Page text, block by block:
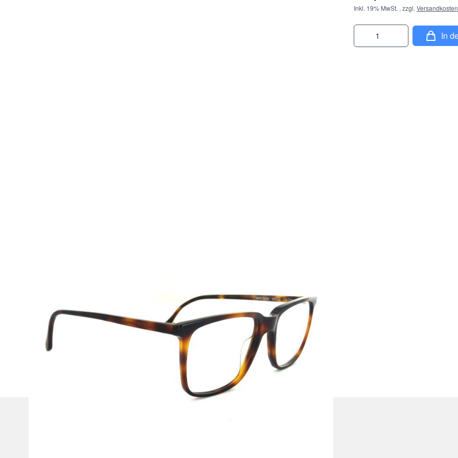
Inkl. 19% MwSt. , zzgl. Versandkosten
Menge In
Style/ Farbe:TS3 Havanna
Material:
Kunststoff
Gewicht:
Größe:
54/18 140 (Glasbreite/Steg/Bügellänge) M
Alle Germano Gambini - Brillen werden im Etui oder Stoffbeutel geliefert!